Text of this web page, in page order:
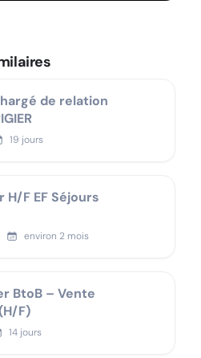
de relation
19 jours
F EF Séjours
environ 2 mois
BtoB – Vente
F)
14 jours